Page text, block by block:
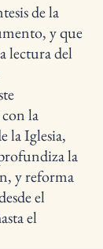
de la
y que
lectura del
la
la Iglesia,
la
y reforma
el
el